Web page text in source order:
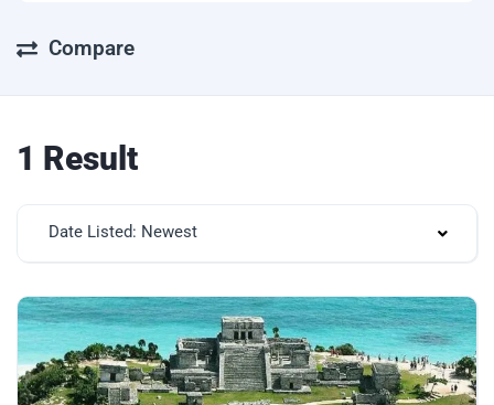
Compare
1 Result
Date Listed: Newest